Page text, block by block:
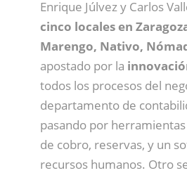
Enrique Júlvez y Carlos
cinco locales en
Marengo, Nativo,
apostado por la
todos los procesos del
departamento de
pasando por
de cobro, reservas, y un
recursos humanos. Otro